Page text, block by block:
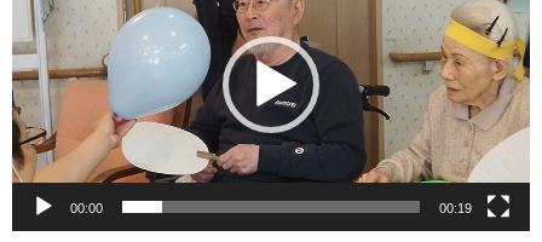
ヤ
ー
00:00 00:19